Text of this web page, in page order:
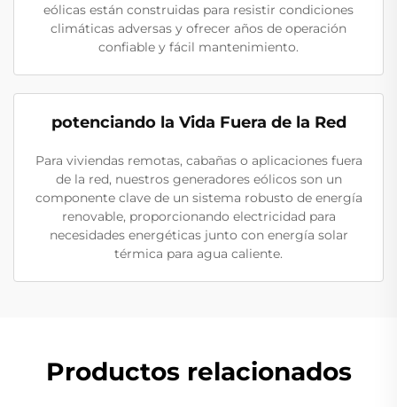
eólicas están construidas para resistir condiciones
climáticas adversas y ofrecer años de operación
confiable y fácil mantenimiento.
potenciando la Vida Fuera de la Red
Para viviendas remotas, cabañas o aplicaciones fuera
de la red, nuestros generadores eólicos son un
componente clave de un sistema robusto de energía
renovable, proporcionando electricidad para
necesidades energéticas junto con energía solar
térmica para agua caliente.
Productos relacionados